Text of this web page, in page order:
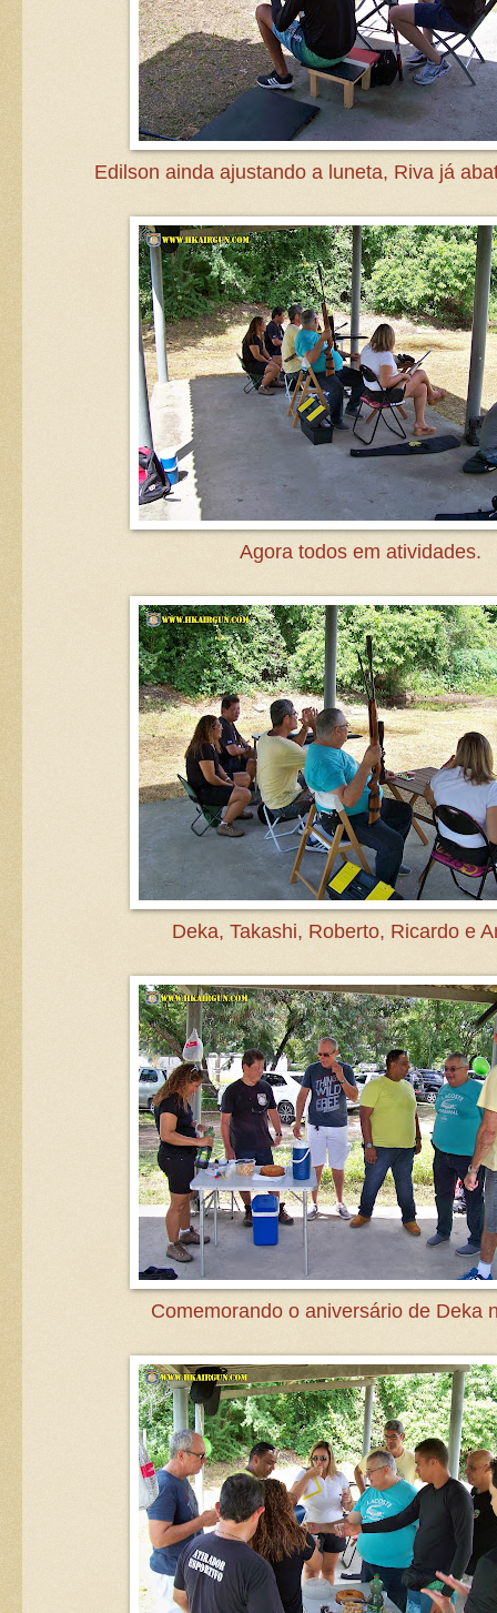
Edilson ainda ajustando a luneta, Riva já
Agora todos em atividades.
Deka, Takashi, Roberto, Ricardo e
Comemorando o aniversário de Deka